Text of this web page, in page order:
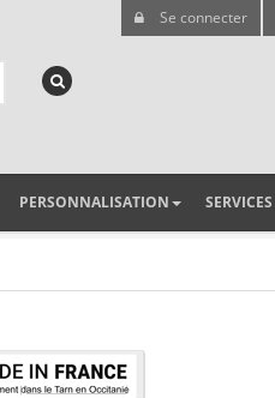
Se connecter
PERSONNALISATION